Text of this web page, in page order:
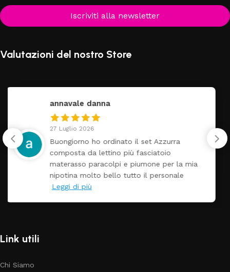
Iscriviti alla newsletter
Valutazioni del nostro Store
federica
24 Luglio 2026
Tutti perfetto! Ho ordinato un lettino che é
arrivato ben imballato dopo pochi giorni.
Prezzo ottimi rispetto la concorrenza
Link utili
Chi Siamo